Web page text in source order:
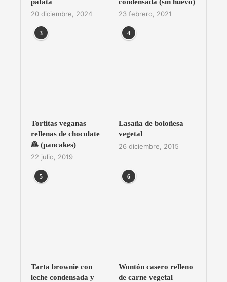
patata
20 diciembre, 2024
condensada (sin huevo)
23 febrero, 2021
3
Tortitas veganas
rellenas de chocolate
🥞 (pancakes)
22 julio, 2019
4
Lasaña de boloñesa
vegetal
26 diciembre, 2015
5
Tarta brownie con
leche condensada y
6
Wontón casero relleno
de carne vegetal